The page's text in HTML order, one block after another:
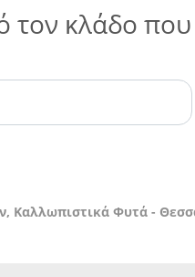
τον κλάδο
Καλλωπιστικά Φυτά -